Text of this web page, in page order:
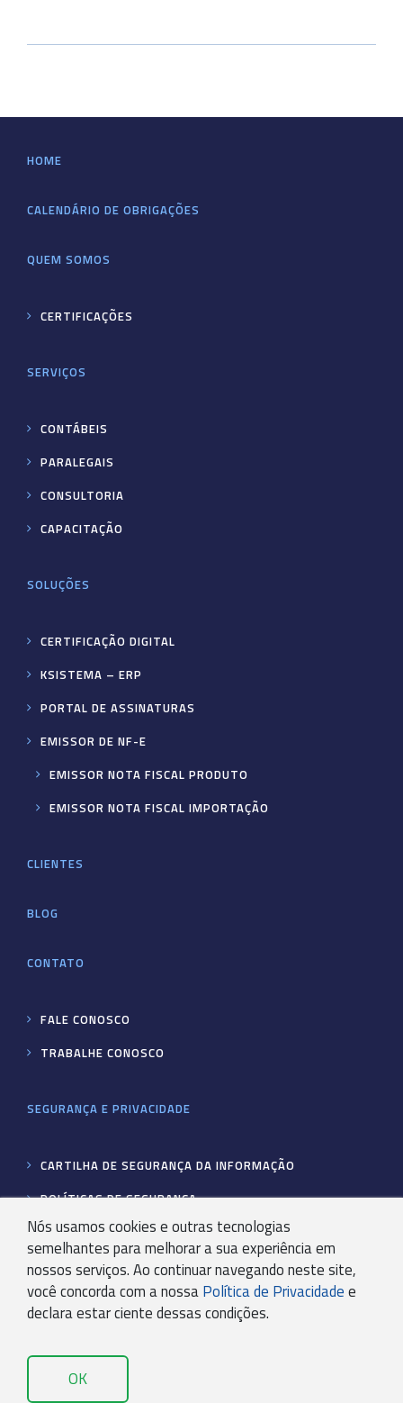
Nós usamos cookies e outras tecnologias
semelhantes para melhorar a sua experiência em
nossos serviços. Ao continuar navegando neste site,
você concorda com a nossa Política de Privacidade e
declara estar ciente dessas condições.
OK
HOME
CALENDÁRIO DE OBRIGAÇÕES
QUEM SOMOS
CERTIFICAÇÕES
SERVIÇOS
CONTÁBEIS
PARALEGAIS
CONSULTORIA
CAPACITAÇÃO
SOLUÇÕES
CERTIFICAÇÃO DIGITAL
KSISTEMA – ERP
PORTAL DE ASSINATURAS
EMISSOR DE NF-E
EMISSOR NOTA FISCAL PRODUTO
EMISSOR NOTA FISCAL IMPORTAÇÃO
CLIENTES
BLOG
CONTATO
FALE CONOSCO
TRABALHE CONOSCO
SEGURANÇA E PRIVACIDADE
CARTILHA DE SEGURANÇA DA INFORMAÇÃO
POLÍTICAS DE SEGURANÇA
POLÍTICA DE PRIVACIDADE KRYPTON BPO
SOLICITAÇÃO DOS TITULARES
FALE CONOSCO